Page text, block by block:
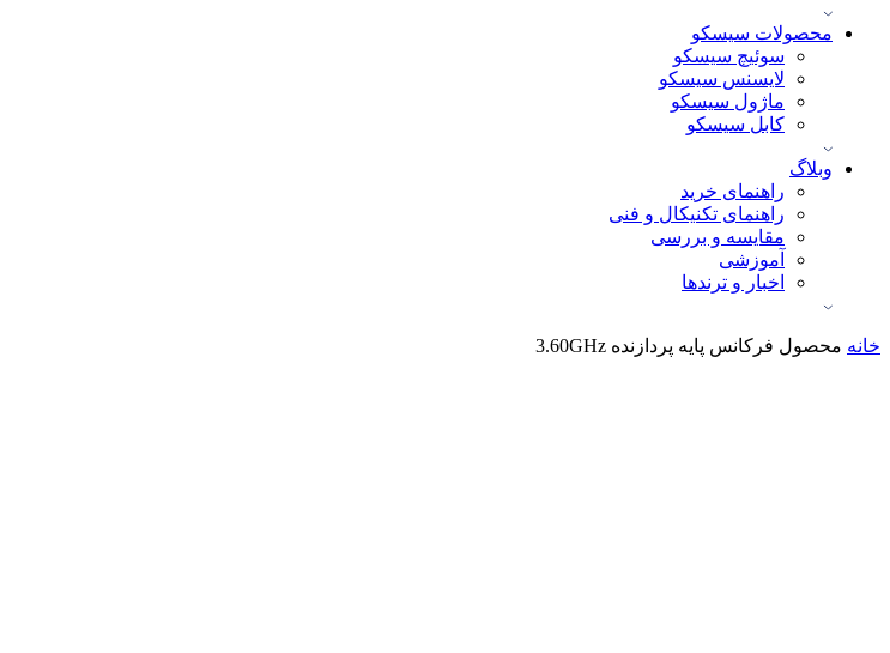
محصولات سیسکو
سوئیچ سیسکو
لایسنس سیسکو
ماژول سیسکو
کابل سیسکو
وبلاگ
راهنمای خرید
راهنمای تکنیکال و فنی
مقایسه و بررسی
آموزشی
اخبار و ترندها
خانه محصول فرکانس پایه پردازنده 3.60GHz